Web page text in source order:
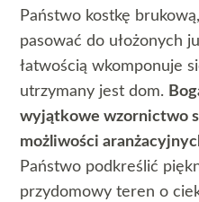
Państwo kostkę
pasować do ułożonych
łatwością wkomponuje
utrzymany jest dom.
wyjątkowe wzornictwo
możliwości
Państwo podkreślić
przydomowy teren o